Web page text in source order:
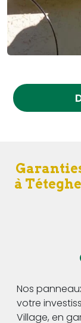
à
Nos
votre
Village, en